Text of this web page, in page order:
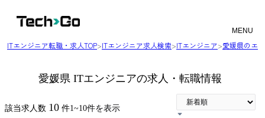
MENU
ITエンジニア転職・求人TOP>ITエンジニア求人検索>ITエンジニア>愛媛県のエ
愛媛県 ITエンジニアの求人・転職情報
該当求人数 10 件1~10件を表示